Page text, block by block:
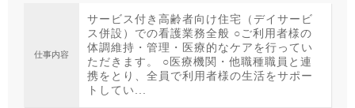
仕事内容
サービス付き高齢者向け住宅（デイサービ
ス併設）での看護業務全般 ○ご利用者様の
体調維持・管理・医療的なケアを行ってい
ただきます。 ○医療機関・他職種職員と連
携をとり、全員で利用者様の生活をサポー
トしてい...